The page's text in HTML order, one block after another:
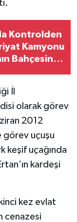
Kontrolden
Kamyonu
Bahçesine
İl
olarak görev
2012
görev uçuşu
keşif uçağında
kardeşi
kez evlat
cenazesi